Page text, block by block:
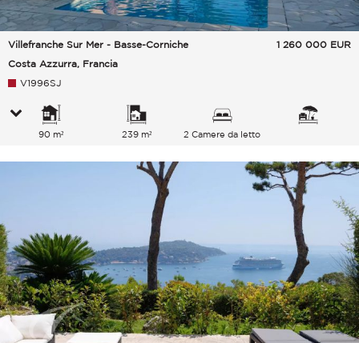
Villefranche Sur Mer - Basse-Corniche
Costa Azzurra, Francia
1 260 000 EUR
V1996SJ
90 m² 239 m² 2 Camere da letto